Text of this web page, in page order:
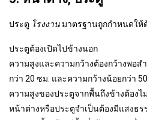
ประตู โรงงานมาตรฐานถูกกำหนดให้
ประตูต้องเปิดไปข้างนอก
ความสูงและความกว้างต้องกว้างพ
กว่า 20 ซม. และความกว้างน้อยกว่า
ความสูงของประตูจากพื้นถึงข้างต้องไ
หน้าต่างหรือประตูจำเป็นต้องมีแสงธ